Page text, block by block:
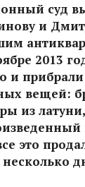
суд
и
2013
и
вещей:
из латуни,
это